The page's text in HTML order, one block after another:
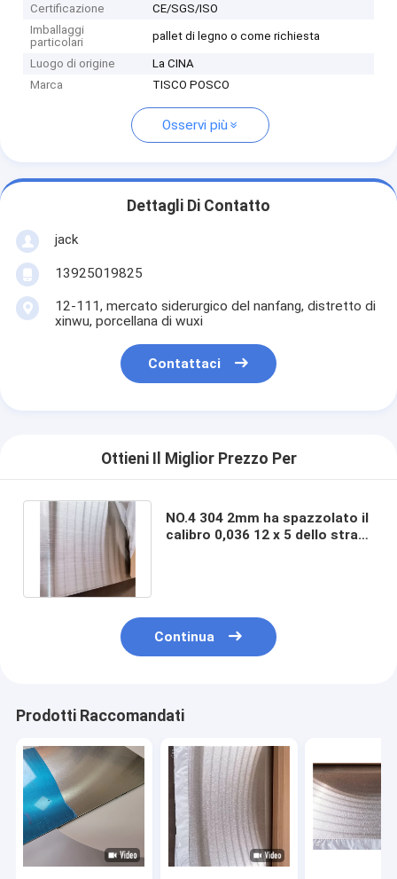
Certificazione
CE/SGS/ISO
Imballaggi
particolari
pallet di legno o come richiesta
Luogo di origine
La CINA
Marca
TISCO POSCO
Osservi più
Dettagli Di Contatto
jack
13925019825
12-111, mercato siderurgico del nanfang, distretto di
xinwu, porcellana di wuxi
Contattaci
Ottieni Il Miglior Prezzo Per
NO.4 304 2mm ha spazzolato il
calibro 0,036 12 x 5 dello strato
Continua
Prodotti Raccomandati